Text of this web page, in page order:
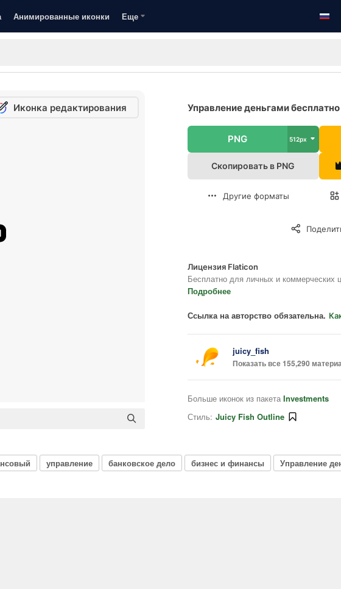
Анимированные иконки Еще
Иконка редактирования Управление деньгами
PNG 512px
Скопировать в PNG
Другие форматы
Лицензия Flaticon
Бесплатно для личных и коммерческих
Подробнее
Ссылка на авторство обязательна.
juicy_fish
Показать все 155,290
Больше иконок из пакета Investments
Стиль: Juicy Fish Outline
управление банковское дело бизнес и финансы Управление